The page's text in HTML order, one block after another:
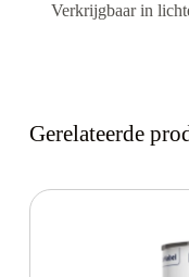
Verkrijgbaar in
Gerelateerde